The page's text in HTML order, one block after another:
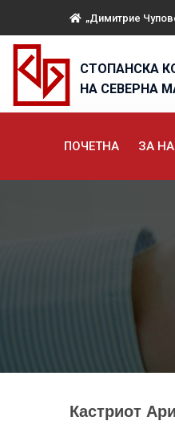
„Димитрие
СТОПАНСКА
НА СЕВЕРНА
ПОЧЕТНА ЗА
Кастриот